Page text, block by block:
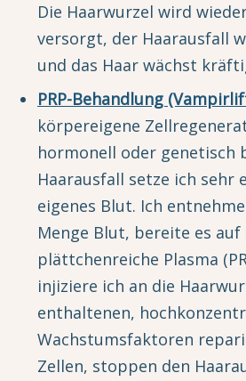
Die Haarwurzel wird
versorgt, der Haarausfall
und das Haar wächst
PRP-Behandlung
körpereigene
hormonell oder genetisch
Haarausfall setze ich sehr
eigenes Blut. Ich
Menge Blut, bereite es auf
plättchenreiche Plasma
injiziere ich an die
enthaltenen,
Wachstumsfaktoren
Zellen, stoppen den